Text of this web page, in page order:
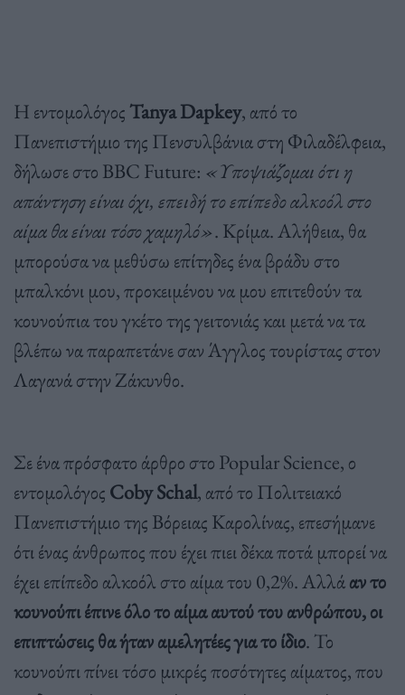
Η εντομολόγος Tanya Dapkey, από το
Πανεπιστήμιο της Πενσυλβάνια στη Φιλαδέλφεια,
δήλωσε στο BBC Future: «Υποψιάζομαι ότι η
απάντηση είναι όχι, επειδή το επίπεδο αλκοόλ στο
αίμα θα είναι τόσο χαμηλό». Κρίμα. Αλήθεια, θα
μπορούσα να μεθύσω επίτηδες ένα βράδυ στο
μπαλκόνι μου, προκειμένου να μου επιτεθούν τα
κουνούπια του γκέτο της γειτονιάς και μετά να τα
βλέπω να παραπετάνε σαν Άγγλος τουρίστας στον
Λαγανά στην Ζάκυνθο.
Σε ένα πρόσφατο άρθρο στο Popular Science, ο
εντομολόγος Coby Schal, από το Πολιτειακό
Πανεπιστήμιο της Βόρειας Καρολίνας, επεσήμανε
ότι ένας άνθρωπος που έχει πιει δέκα ποτά μπορεί να
έχει επίπεδο αλκοόλ στο αίμα του 0,2%. Αλλάαν το
κουνούπι έπινε όλο το αίμα αυτού του ανθρώπου, οι
επιπτώσεις θα ήταν αμελητέες για το ίδιο. Το
κουνούπι πίνει τόσο μικρές ποσότητες αίματος, που